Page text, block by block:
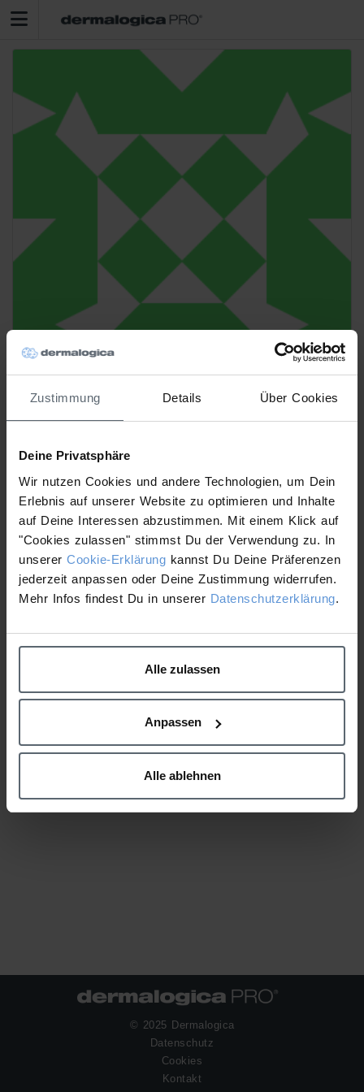
Zustimmung Details Über Cookies
Deine Privatsphäre
Wir nutzen Cookies und andere Technologien, um Dein
Erlebnis auf unserer Website zu optimieren und Inhalte
auf Deine Interessen abzustimmen. Mit einem Klick auf
"Cookies zulassen" stimmst Du der Verwendung zu. In
unserer Cookie-Erklärung kannst Du Deine Präferenzen
jederzeit anpassen oder Deine Zustimmung widerrufen.
Mehr Infos findest Du in unserer Datenschutzerklärung.
Alle zulassen
Anpassen
Alle ablehnen
jessicaisenberg
© 2025 Dermalogica
Datenschutz
Cookies
Kontakt